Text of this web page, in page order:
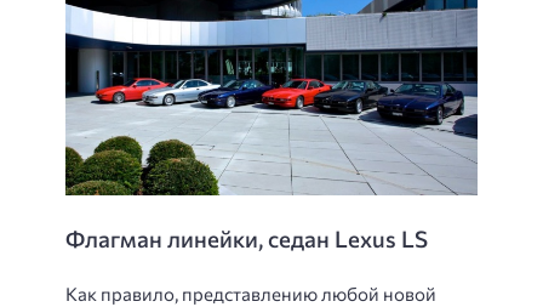
Флагман линейки, седан Lexus LS
Как правило, представлению любой новой